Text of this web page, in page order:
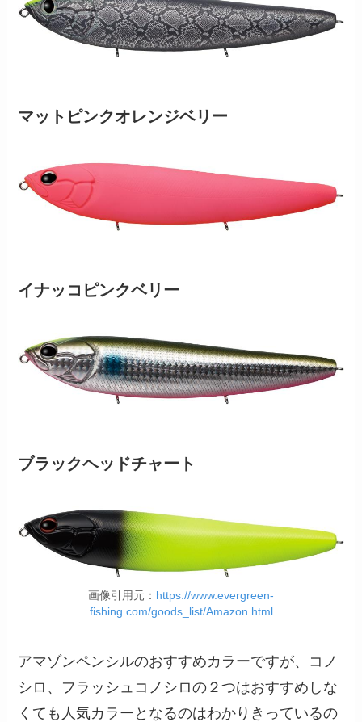
マットピンクオレンジベリー
イナッコピンクベリー
ブラックヘッドチャート
画像引用元： https://www.evergreen-
fishing.com/goods_list/Amazon.html
アマゾンペンシルのおすすめカラーですが、コノ
シロ、フラッシュコノシロの２つはおすすめしな
くても人気カラーとなるのはわかりきっているの